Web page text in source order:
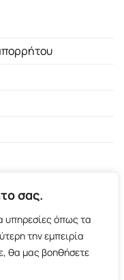
σας.
υπηρεσίες όπως τα
την εμπειρία
θα μας βοηθήσετε
Α.Α. Λιβάνη| All rights